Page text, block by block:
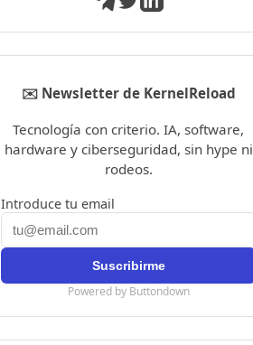
✉️ Newsletter de KernelReload
Tecnología con criterio. IA, software,
hardware y ciberseguridad, sin hype ni
rodeos.
Introduce tu email
Powered by Buttondown